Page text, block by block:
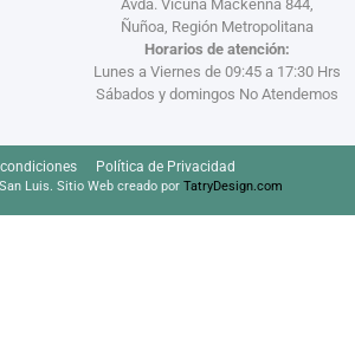
Avda. Vicuña Mackenna 844,
Ñuñoa, Región Metropolitana
Horarios de atención:
Lunes a Viernes de 09:45 a 17:30 Hrs
Sábados y domingos No Atendemos
Política de Privacidad
Luis. Sitio Web creado por TatryDesign.com